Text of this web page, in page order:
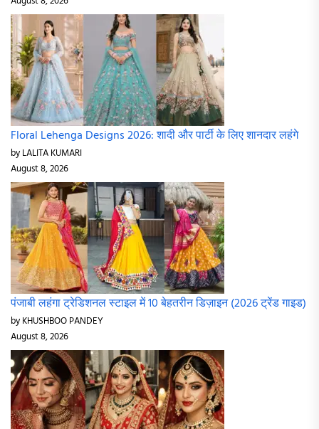
Floral Lehenga Designs 2026: शादी और पार्टी के लिए शानदार लहंगे
by LALITA KUMARI
August 8, 2026
पंजाबी लहंगा ट्रेडिशनल स्टाइल में 10 बेहतरीन डिज़ाइन (2026 ट्रेंड गाइड)
by KHUSHBOO PANDEY
August 8, 2026